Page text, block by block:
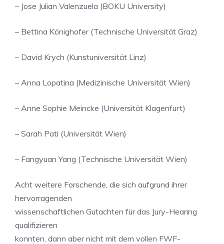
– Jose Julian Valenzuela (BOKU University)
– Bettina Könighofer (Technische Universität Graz)
– David Krych (Kunstuniversität Linz)
– Anna Lopatina (Medizinische Universität Wien)
– Anne Sophie Meincke (Universität Klagenfurt)
– Sarah Pati (Universität Wien)
– Fangyuan Yang (Technische Universität Wien)
Acht weitere Forschende, die sich aufgrund ihrer
hervorragenden
wissenschaftlichen Gutachten für das Jury-Hearing
qualifizieren
konnten, dann aber nicht mit dem vollen FWF-